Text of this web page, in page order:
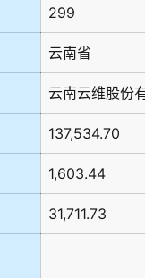
299
云南省
云南云维股份
137,534.70
1,603.44
31,711.73